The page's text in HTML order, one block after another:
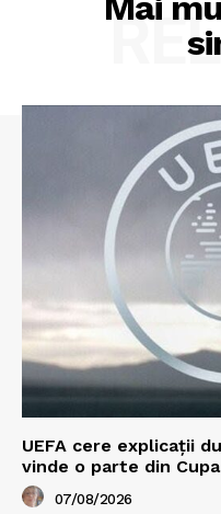
UEFA cere explicații
vinde o parte din
07/08/2026